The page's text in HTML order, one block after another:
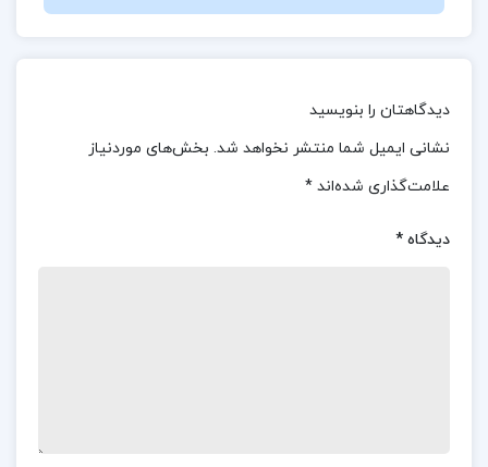
همچون خودآگاهی، اراده آزاد و اهمیت انتخاب‌های
جهان پیرامون برقرار کنند. این فرآیند خودشناسی به
افراد کمک می‌کند تا به ارزش‌ها و باورهای خود پی ببرند
دیدگاهتان را بنویسید
نشانی ایمیل شما منتشر نخواهد شد. بخش‌های موردنیاز
علامت‌گذاری شده‌اند *
دیدگاه *